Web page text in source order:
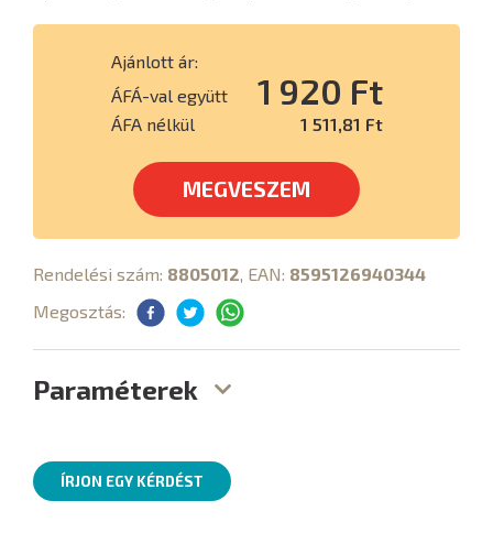
Ajánlott ár:
ÁFÁ-val együtt
1 920 Ft
ÁFA nélkül 1 511,81 Ft
MEGVESZEM
Rendelési szám: 8805012, EAN: 8595126940344
Megosztás:
Paraméterek
ÍRJON EGY KÉRDÉST